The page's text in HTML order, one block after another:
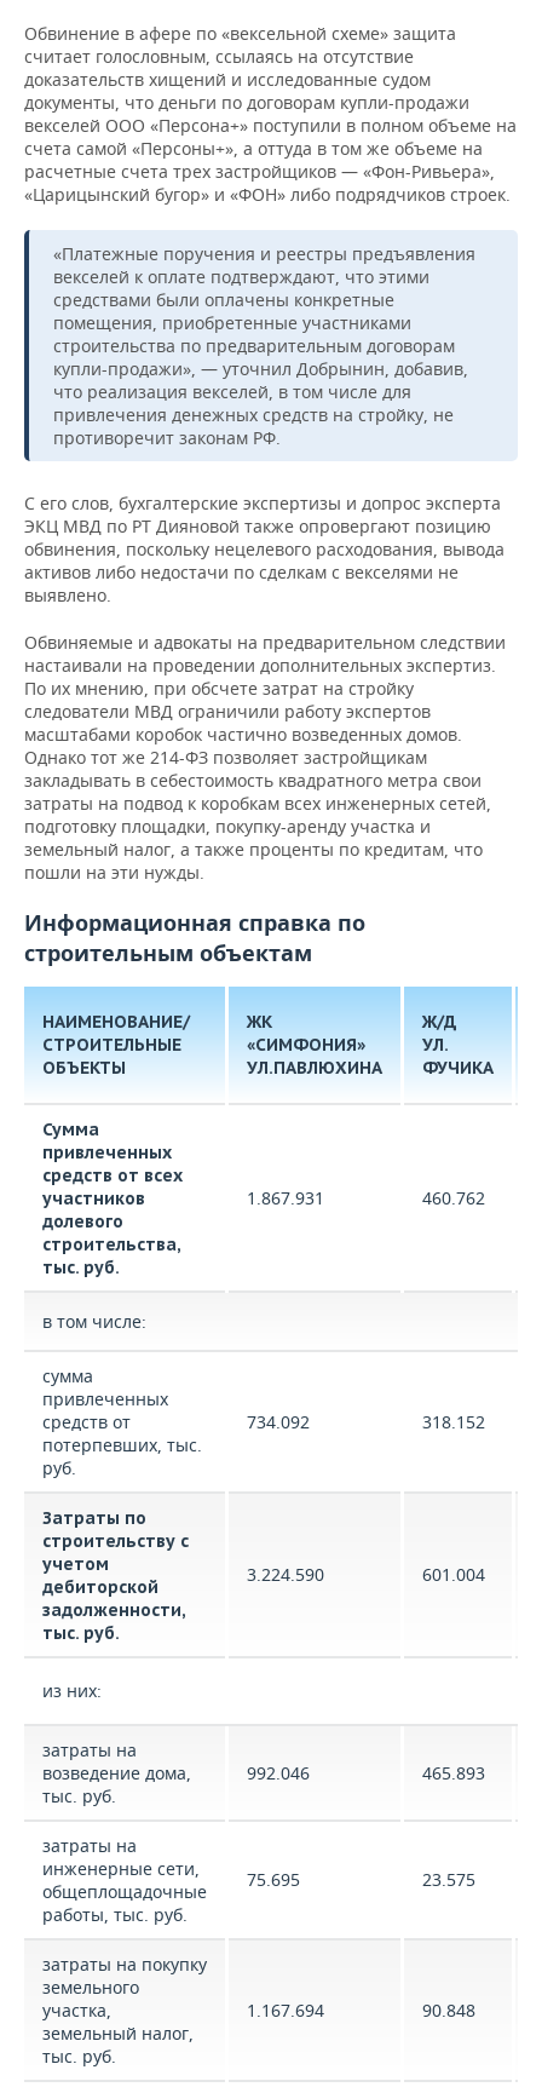
Обвинение в афере по «вексельной схеме» защита
считает голословным, ссылаясь на отсутствие
доказательств хищений и исследованные судом
документы, что деньги по договорам купли-продажи
векселей ООО «Персона+» поступили в полном объеме на
счета самой «Персоны+», а оттуда в том же объеме на
расчетные счета трех застройщиков — «Фон-Ривьера»,
«Царицынский бугор» и «ФОН» либо подрядчиков строек.
«Платежные поручения и реестры предъявления
векселей к оплате подтверждают, что этими
средствами были оплачены конкретные
помещения, приобретенные участниками
строительства по предварительным договорам
купли-продажи», — уточнил Добрынин, добавив,
что реализация векселей, в том числе для
привлечения денежных средств на стройку, не
противоречит законам РФ.
С его слов, бухгалтерские экспертизы и допрос эксперта
ЭКЦ МВД по РТ Дияновой также опровергают позицию
обвинения, поскольку нецелевого расходования, вывода
активов либо недостачи по сделкам с векселями не
выявлено.
Обвиняемые и адвокаты на предварительном следствии
настаивали на проведении дополнительных экспертиз.
По их мнению, при обсчете затрат на стройку
следователи МВД ограничили работу экспертов
масштабами коробок частично возведенных домов.
Однако тот же 214-ФЗ позволяет застройщикам
закладывать в себестоимость квадратного метра свои
затраты на подвод к коробкам всех инженерных сетей,
подготовку площадки, покупку-аренду участка и
земельный налог, а также проценты по кредитам, что
пошли на эти нужды.
Информационная справка по
строительным объектам
НАИМЕНОВАНИЕ/
СТРОИТЕЛЬНЫЕ
ОБЪЕКТЫ
ЖК
«СИМФОНИЯ»
УЛ.ПАВЛЮХИНА
Ж/Д
УЛ.
ФУЧИКА
Сумма
привлеченных
средств от всех
участников
долевого
строительства,
тыс. руб.
1.867.931 460.762
в том числе:
сумма
привлеченных
средств от
потерпевших, тыс.
руб.
734.092 318.152
Затраты по
строительству с
учетом
дебиторской
задолженности,
тыс. руб.
3.224.590 601.004
из них:
затраты на
возведение дома,
тыс. руб.
992.046 465.893
затраты на
инженерные сети,
общеплощадочные
работы, тыс. руб.
75.695 23.575
затраты на покупку
земельного
участка,
земельный налог,
тыс. руб.
1.167.694 90.848